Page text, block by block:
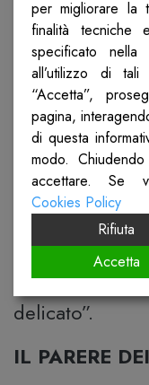
situazioni
pericolose ”
Segretario
Pavia“
quantificare
continueremo
che,
collettiva.
gravi non
un ambito,
delicato”.
IL PARERE
per migliorare la
finalità tecniche
specificato nella
all’utilizzo di
“Accetta”,
pagina,
di questa
modo.
accettare. Se
Cookies Policy
Rifiuta
Accetta